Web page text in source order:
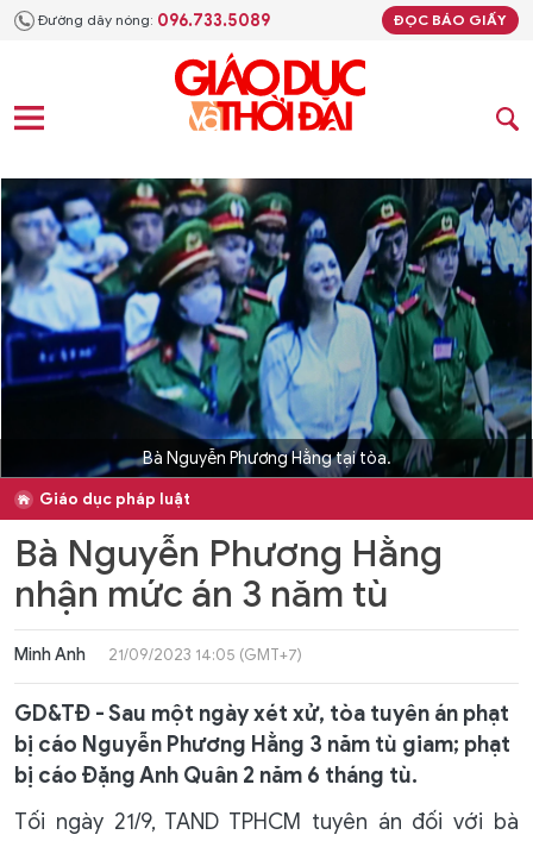
Đường dây nóng: 096.733.5089 ĐỌC BÁO GIẤY
Bà Nguyễn Phương Hằng tại tòa.
Giáo dục pháp luật
Bà Nguyễn Phương Hằng
nhận mức án 3 năm tù
Minh Anh 21/09/2023 14:05 (GMT+7)
GD&TĐ - Sau một ngày xét xử, tòa tuyên án phạt
bị cáo Nguyễn Phương Hằng 3 năm tù giam; phạt
bị cáo Đặng Anh Quân 2 năm 6 tháng tù.
Tối ngày 21/9, TAND TPHCM tuyên án đối với bà